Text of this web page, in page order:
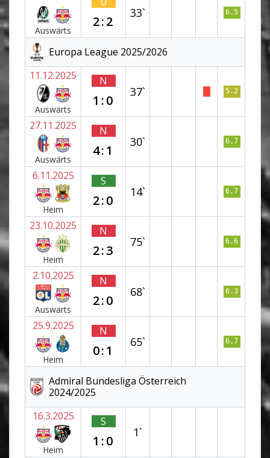
Auswärts
2:2
33` 6.5
Europa League 2025/2026
11.12.2025
Auswärts
N
1:0
37` 5.2
27.11.2025
Auswärts
N
4:1
30` 6.7
6.11.2025
Heim
S
2:0
14` 6.7
23.10.2025
Heim
N
2:3
75` 6.6
2.10.2025
Auswärts
N
2:0
68` 6.3
25.9.2025
Heim
N
0:1
65` 6.7
Admiral Bundesliga Österreich
2024/2025
16.3.2025
Heim
S
1:0
1`